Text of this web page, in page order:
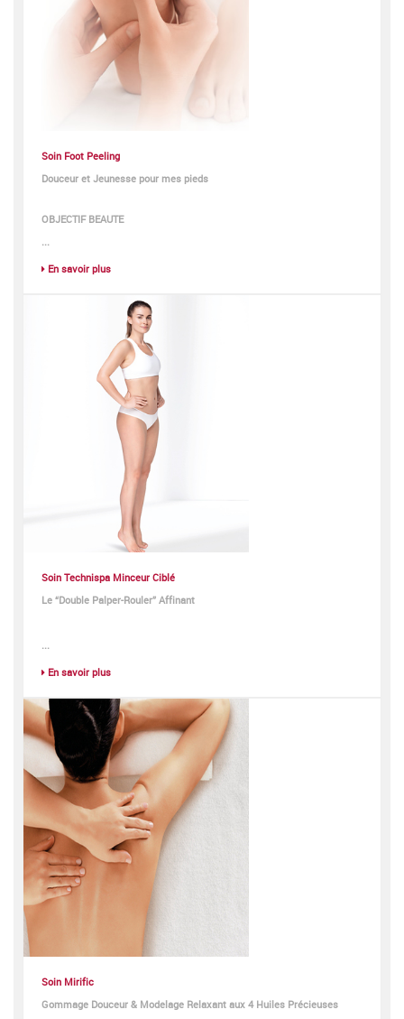
Soin Foot Peeling
Douceur et Jeunesse pour mes pieds
OBJECTIF BEAUTE
...
En savoir plus
Soin Technispa Minceur Ciblé
Le “Double Palper-Rouler” Affinant
...
En savoir plus
Soin Mirific
Gommage Douceur & Modelage Relaxant aux 4 Huiles Précieuses